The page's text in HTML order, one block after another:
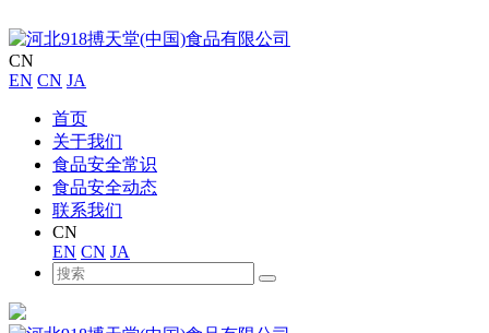
CN
EN CN JA
首页
关于我们
食品安全常识
食品安全动态
联系我们
CN
EN CN JA